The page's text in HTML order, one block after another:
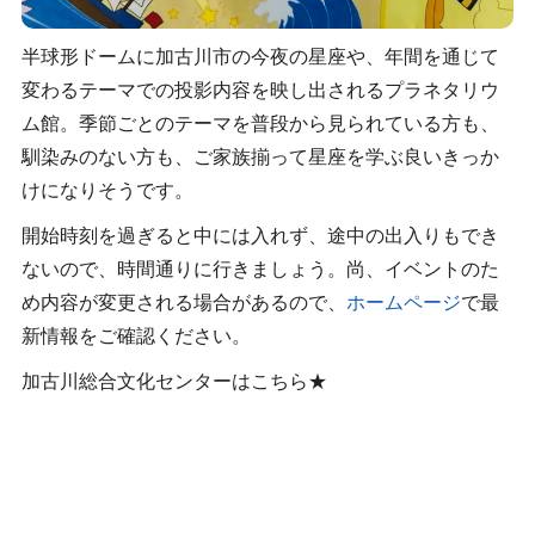
半球形ドームに加古川市の今夜の星座や、年間を通じて
変わるテーマでの投影内容を映し出されるプラネタリウ
ム館。季節ごとのテーマを普段から見られている方も、
馴染みのない方も、ご家族揃って星座を学ぶ良いきっか
けになりそうです。
開始時刻を過ぎると中には入れず、途中の出入りもでき
ないので、時間通りに行きましょう。尚、イベントのた
め内容が変更される場合があるので、 ホームページで最
新情報をご確認ください。
加古川総合文化センターはこちら★